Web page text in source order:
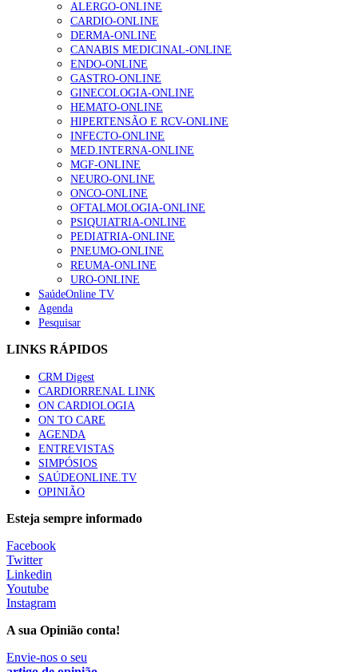
ALERGO-ONLINE
CARDIO-ONLINE
DERMA-ONLINE
CANABIS MEDICINAL-ONLINE
ENDO-ONLINE
GASTRO-ONLINE
GINECOLOGIA-ONLINE
HEMATO-ONLINE
HIPERTENSÃO E RCV-ONLINE
INFECTO-ONLINE
MED.INTERNA-ONLINE
MGF-ONLINE
NEURO-ONLINE
ONCO-ONLINE
OFTALMOLOGIA-ONLINE
PSIQUIATRIA-ONLINE
PEDIATRIA-ONLINE
PNEUMO-ONLINE
REUMA-ONLINE
URO-ONLINE
SaúdeOnline TV
Agenda
Pesquisar
LINKS RÁPIDOS
CRM Digest
CARDIORRENAL LINK
ON CARDIOLOGIA
ON TO CARE
AGENDA
ENTREVISTAS
SIMPÓSIOS
SAÚDEONLINE.TV
OPINIÃO
Esteja sempre informado
Facebook
Twitter
Linkedin
Youtube
Instagram
A sua Opinião conta!
Envie-nos o seu